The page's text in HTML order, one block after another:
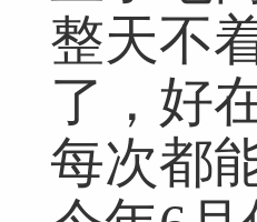
整天不
了，好
每次都